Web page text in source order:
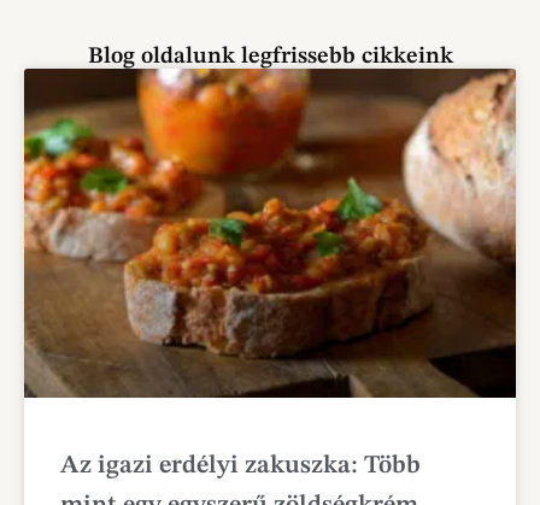
Blog oldalunk legfrissebb cikkeink
Az igazi erdélyi zakuszka: Több